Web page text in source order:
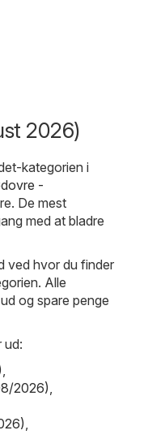
2026)
kategorien i
-
De mest
med at bladre
ved hvor du finder
Alle
og spare penge
ud:
,
2026),
,